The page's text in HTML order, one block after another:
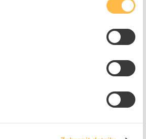
Svítidlo LED SOLA 16W 1280lm 4000K s